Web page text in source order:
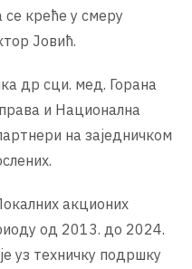
се креће у смеру
Јовић.
др сци. мед. Горана
и Национална
на заједничком
акционих
од 2013. до 2024.
уз техничку подршку